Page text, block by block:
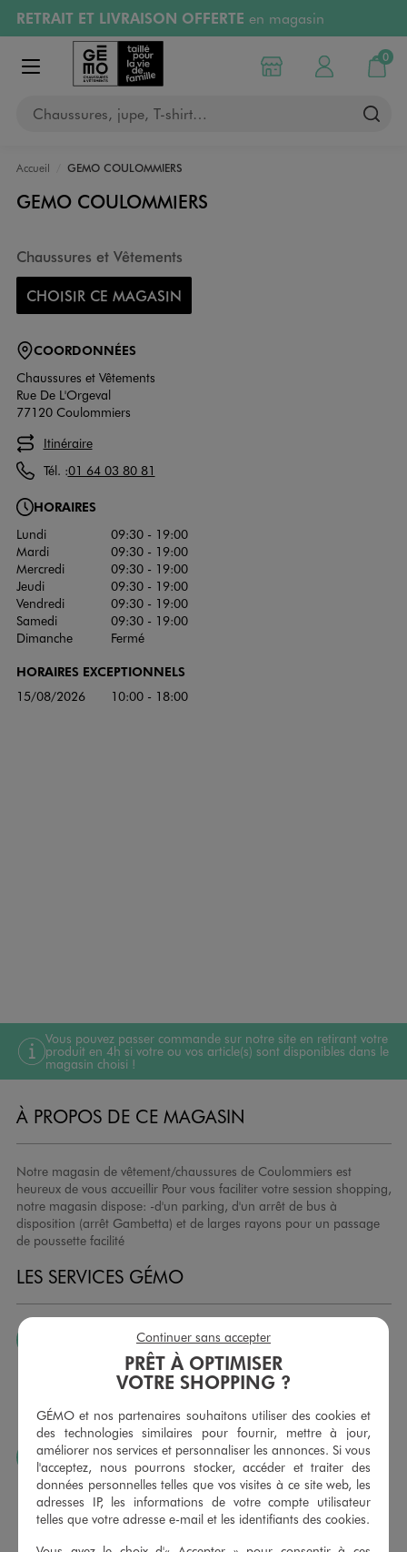
Aller au contenu principal
Aller à la navigation
RETRAIT ET LIVRAISON OFFERTE en magasin
Retours OFFERTSpendant 30 jours
PAYEZ EN 3x SANS FRAIS
RÉSERVATION GRATUITE
Afficher le menu
Chaussures, jupe, T-shirt…
Choisir mon magasin
Mon compte
0
Mon
Accueil GEMO COULOMMIERS
GEMO COULOMMIERS
Chaussures et Vêtements
CHOISIR CE MAGASIN
COORDONNÉES
Chaussures et Vêtements
Rue De L'Orgeval
77120 Coulommiers
Itinéraire
Tél. :01 64 03 80 81
HORAIRES
Lundi
09:30 - 19:00
Mardi
09:30 - 19:00
Mercredi
09:30 - 19:00
Jeudi
09:30 - 19:00
Vendredi
09:30 - 19:00
Samedi
09:30 - 19:00
Dimanche
Fermé
HORAIRES EXCEPTIONNELS
15/08/2026 10:00 - 18:00
Vous pouvez passer commande sur notre site en retirant votre
produit en 4h si votre ou vos article(s) sont disponibles dans le
magasin choisi !
À PROPOS DE CE MAGASIN
Notre magasin de vêtement/chaussures de Coulommiers est
heureux de vous accueillir Pour vous faciliter votre session shopping,
notre magasin dispose: -d'un parking, d'un arrêt de bus à
disposition (arrêt Gambetta) et de larges rayons pour un passage
de poussette facilité
LES SERVICES GÉMO
JE PEUX CHANGER D’AVIS
Nous échangeons et vous proposons un avoir ou un
remboursement pour tout article non porté, non retouché,
dans tous les magasins GÉMO.
JE PEUX FAIRE RETOUCHER MES ARTICLES
Ourlets, ceintures… vous avez la possibilité de faire
retoucher vos articles textiles dans nos magasins. Les tarifs
sont à votre disposition sur simple demande. Voir
PRÊT À OPTIMISER
VOTRE SHOPPING ?
GÉMO et nos partenaires souhaitons utiliser des cookies et
des technologies similaires pour fournir, mettre à jour,
améliorer nos services et personnaliser les annonces. Si vous
l'acceptez, nous pourrons stocker, accéder et traiter des
données personnelles telles que vos visites à ce site web, les
adresses IP, les informations de votre compte utilisateur
telles que votre adresse e-mail et les identifiants des cookies.
Continuer sans accepter